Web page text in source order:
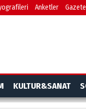
Anketler
KULTUR&SANAT